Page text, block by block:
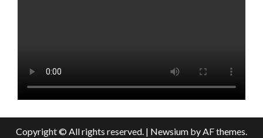
Copyright © All rights reserved. | Newsium by AF themes.